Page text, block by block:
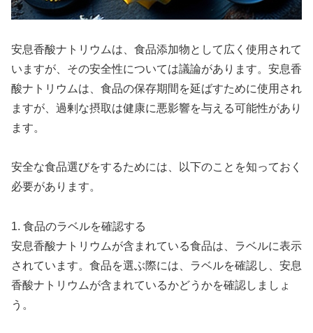
安息香酸ナトリウムは、食品添加物として広く使用されて
いますが、その安全性については議論があります。安息香
酸ナトリウムは、食品の保存期間を延ばすために使用され
ますが、過剰な摂取は健康に悪影響を与える可能性があり
ます。
安全な食品選びをするためには、以下のことを知っておく
必要があります。
1. 食品のラベルを確認する
安息香酸ナトリウムが含まれている食品は、ラベルに表示
されています。食品を選ぶ際には、ラベルを確認し、安息
香酸ナトリウムが含まれているかどうかを確認しましょ
う。